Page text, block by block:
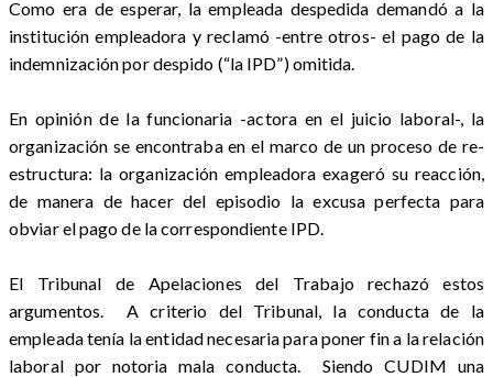
Como era de esperar, la empleada despedida demandó a la
institución empleadora y reclamó -entre otros- el pago de la
indemnización por despido (“la IPD”) omitida.
En opinión de la funcionaria -actora en el juicio laboral-, la
organización se encontraba en el marco de un proceso de re-
estructura: la organización empleadora exageró su reacción,
de manera de hacer del episodio la excusa perfecta para
obviar el pago de la correspondiente IPD.
El Tribunal de Apelaciones del Trabajo rechazó estos
argumentos. A criterio del Tribunal, la conducta de la
empleada tenía la entidad necesaria para poner fin a la relación
laboral por notoria mala conducta. Siendo CUDIM una